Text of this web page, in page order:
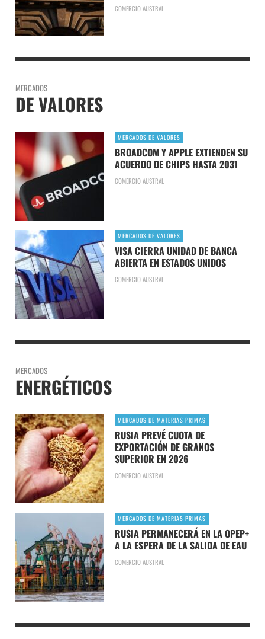
COMERCIO AUSTRAL
MERCADOS
DE VALORES
MERCADOS DE VALORES
BROADCOM Y APPLE EXTIENDEN SU
ACUERDO DE CHIPS HASTA 2031
COMERCIO AUSTRAL
MERCADOS DE VALORES
VISA CIERRA UNIDAD DE BANCA
ABIERTA EN ESTADOS UNIDOS
COMERCIO AUSTRAL
MERCADOS
ENERGÉTICOS
MERCADOS DE MATERIAS PRIMAS
RUSIA PREVÉ CUOTA DE
EXPORTACIÓN DE GRANOS
SUPERIOR EN 2026
COMERCIO AUSTRAL
MERCADOS DE MATERIAS PRIMAS
RUSIA PERMANECERÁ EN LA OPEP+
A LA ESPERA DE LA SALIDA DE EAU
COMERCIO AUSTRAL